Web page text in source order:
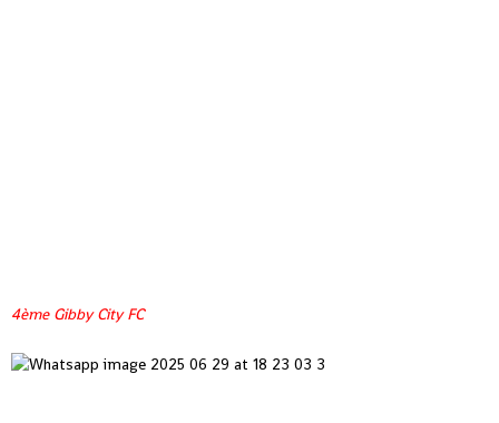
4ème Gibby City FC